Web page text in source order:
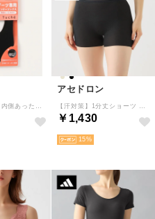
アセドロン
￥1,430
15